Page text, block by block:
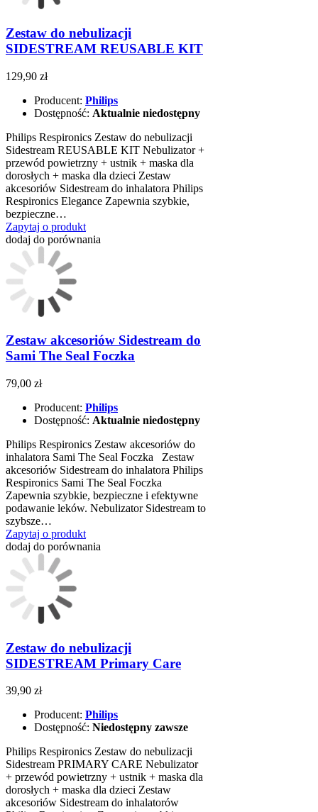
Zestaw do nebulizacji
SIDESTREAM REUSABLE KIT
129,90 zł
Producent: Philips
Dostępność: Aktualnie niedostępny
Philips Respironics Zestaw do nebulizacji
Sidestream REUSABLE KIT Nebulizator +
przewód powietrzny + ustnik + maska dla
dorosłych + maska dla dzieci Zestaw
akcesoriów Sidestream do inhalatora Philips
Respironics Elegance Zapewnia szybkie,
bezpieczne…
Zapytaj o produkt
dodaj do porównania
Zestaw akcesoriów Sidestream do
Sami The Seal Foczka
79,00 zł
Producent: Philips
Dostępność: Aktualnie niedostępny
Philips Respironics Zestaw akcesoriów do
inhalatora Sami The Seal Foczka Zestaw
akcesoriów Sidestream do inhalatora Philips
Respironics Sami The Seal Foczka
Zapewnia szybkie, bezpieczne i efektywne
podawanie leków. Nebulizator Sidestream to
szybsze…
Zapytaj o produkt
dodaj do porównania
Zestaw do nebulizacji
SIDESTREAM Primary Care
39,90 zł
Producent: Philips
Dostępność: Niedostępny zawsze
Philips Respironics Zestaw do nebulizacji
Sidestream PRIMARY CARE Nebulizator
+ przewód powietrzny + ustnik + maska dla
dorosłych + maska dla dzieci Zestaw
akcesoriów Sidestream do inhalatorów